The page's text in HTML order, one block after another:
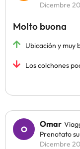
Dicembre
Molto buona
Ubicación y muy
Los colchones
Omar
Prenotato
Dicembre